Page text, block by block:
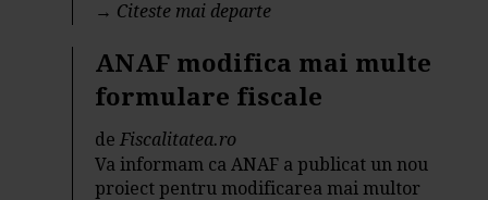
→ Citeste mai departe
ANAF modifica mai multe
formulare fiscale
deFiscalitatea.ro
Va informam ca ANAF a publicat un nou
proiect pentru modificarea mai multor